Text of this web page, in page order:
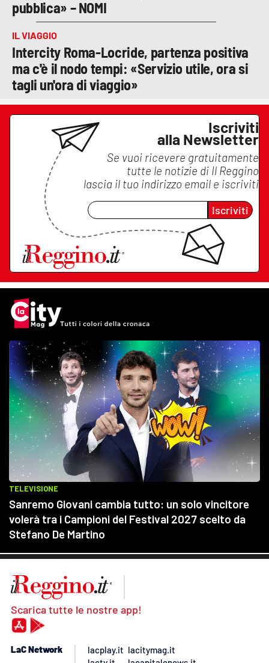
pubblica» – NOMI
IL VIAGGIO
Intercity Roma-Locride, partenza positiva
ma c'è il nodo tempi: «Servizio utile, ora si
tagli un'ora di viaggio»
Iscriviti
alla Newsletter
Se vuoi ricevere gratuitamente
tutte le notizie di Il Reggino
lascia il tuo indirizzo email e iscriviti
Iscriviti
Scarica tutte le nostre app!
LaC Network
lacplay.it lacitymag.it